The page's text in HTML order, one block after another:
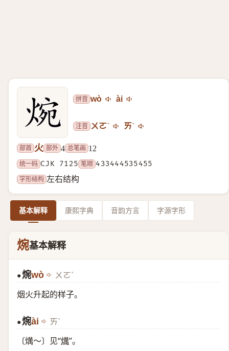
拼音 wò ài
注音 ㄨㄛˋ ㄞˋ
部首 火 部外 4 总笔画 12
统一码 CJK 7125 笔顺 433444535455
字形结构 左右结构
基本解释 康熙字典 音韵方言 字源字形
焥基本解释
●焥wò ㄨㄛˋ
烟火升起的样子。
●焥ài ㄞˋ
〔燤～〕见“燤”。